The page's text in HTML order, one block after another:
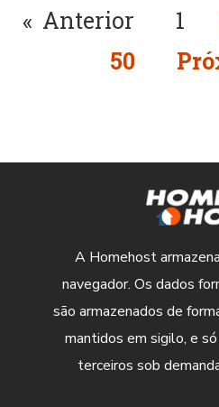
« Anterior 1
50
A Homehost
navegador. Os dados
são armazenados de
mantidos em sigilo, e
terceiros sob